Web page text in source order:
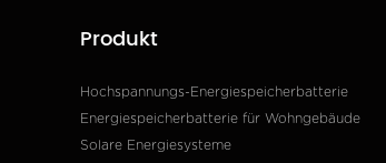
Produkt
Hochspannungs-Energiespeicherbatterie
Energiespeicherbatterie für Wohngebäude
Solare Energiesysteme